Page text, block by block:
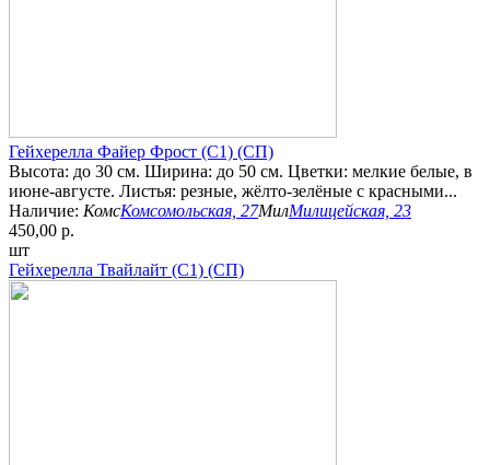
Гейхерелла Файер Фрост (С1) (СП)
Высота: до 30 см. Ширина: до 50 см. Цветки: мелкие белые, в
июне-августе. Листья: резные, жёлто-зелёные с красными...
Наличие: КомсКомсомольская, 27МилМилицейская, 23
450,00 р.
шт
Гейхерелла Твайлайт (С1) (СП)